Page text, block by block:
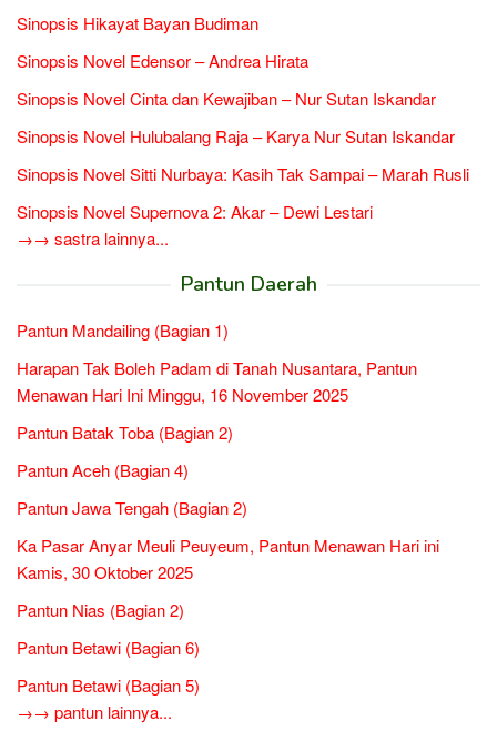
Sinopsis Hikayat Bayan Budiman
Sinopsis Novel Edensor – Andrea Hirata
Sinopsis Novel Cinta dan Kewajiban – Nur Sutan Iskandar
Sinopsis Novel Hulubalang Raja – Karya Nur Sutan Iskandar
Sinopsis Novel Sitti Nurbaya: Kasih Tak Sampai – Marah Rusli
Sinopsis Novel Supernova 2: Akar – Dewi Lestari
→→ sastra lainnya...
Pantun Daerah
Pantun Mandailing (Bagian 1)
Harapan Tak Boleh Padam di Tanah Nusantara, Pantun
Menawan Hari Ini Minggu, 16 November 2025
Pantun Batak Toba (Bagian 2)
Pantun Aceh (Bagian 4)
Pantun Jawa Tengah (Bagian 2)
Ka Pasar Anyar Meuli Peuyeum, Pantun Menawan Hari ini
Kamis, 30 Oktober 2025
Pantun Nias (Bagian 2)
Pantun Betawi (Bagian 6)
Pantun Betawi (Bagian 5)
→→ pantun lainnya...